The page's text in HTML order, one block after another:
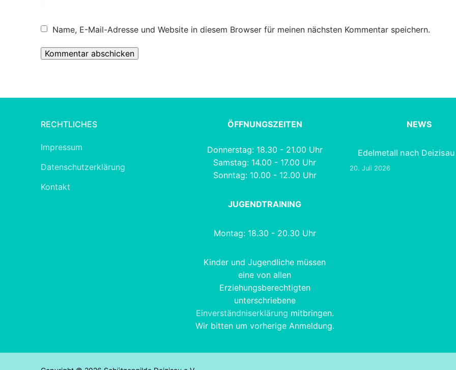
Name, E-Mail-Adresse und Website in diesem Browser für meinen nächsten Kommentar speichern.
RECHTLICHES
Impressum
Datenschutzerklärung
Kontakt
ÖFFNUNGSZEITEN
Donnerstag: 18.30 - 21.00 Uhr
Samstag: 14.00 - 17.00 Uhr
Sonntag: 10.00 - 12.00 Uhr
JUGENDTRAINING
Montag: 18.30 - 20.30 Uhr
Kinder und Jugendliche müssen
eine von allen
Erziehungsberechtigten
unterschriebene
Einverständniserklärung mitbringen.
Wir bitten um vorherige Anmeldung.
NEWS
Edelmetall nach Deizisau
20. Juli 2026